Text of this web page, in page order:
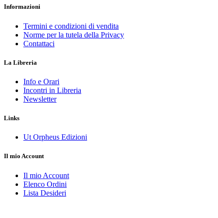
Informazioni
Termini e condizioni di vendita
Norme per la tutela della Privacy
Contattaci
La Libreria
Info e Orari
Incontri in Libreria
Newsletter
Links
Ut Orpheus Edizioni
Il mio Account
Il mio Account
Elenco Ordini
Lista Desideri